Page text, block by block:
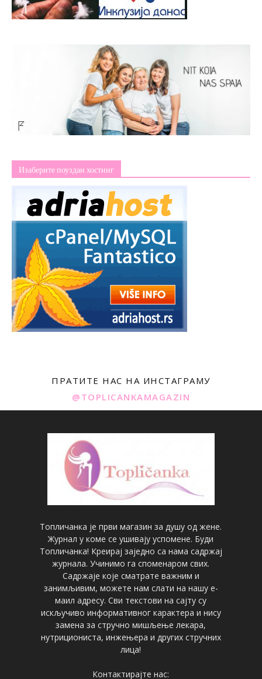
Изаберите поуздан хостинг
ПРАТИТЕ НАС НА ИНСТАГРАМУ
@TOPLICANKAMAGAZIN
Топличанка је први магазин за душу од жене.
Журнал у коме се ушивају успомене. Буди
Топличанка! Креирај заједно са нама садржај
журнала. Учинимо га споменаром свих.
Садржаје које сматрате важним и
занимљивим, можете нам слати на нашу е-
маил адресу. Сви текстови на сајту су
искључиво информативног карактера и нису
замена за стручно мишљење лекара,
нутрициониста, инжењера и других стручних
лица!
Контактирајте нас: